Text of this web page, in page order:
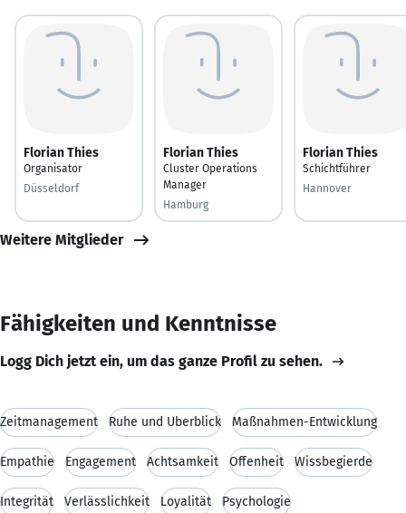
Florian Thies
Organisator
Düsseldorf
Florian Thies
Cluster Operations
Manager
Hamburg
Florian Thies
Schichtführer
Hannover
Weitere Mitglieder
Fähigkeiten und Kenntnisse
Logg Dich jetzt ein, um das ganze Profil zu sehen.
Zeitmanagement Ruhe und Überblick Maßnahmen-Entwicklung
Empathie Engagement Achtsamkeit Offenheit Wissbegierde
Integrität Verlässlichkeit Loyalität Psychologie